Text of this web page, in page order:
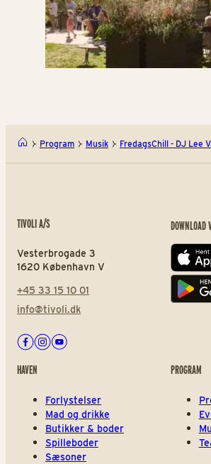
Program Musik FredagsChill - DJ Lee
TIVOLI A/S
Vesterbrogade 3
1620 København V
+45 33 15 10 01
info@tivoli.dk
Facebook
Instagram
Youtube
DOWNLOAD
App
Play
HAVEN
Forlystelser
Mad og drikke
Butikker & boder
Spilleboder
Sæsoner
PROGRAM